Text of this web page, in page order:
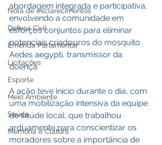
Nota de esclarecimentos
Defesa Civil
Emenda Parlamentar
Licitações
Esporte
Meio Ambiente
Saúde
Memória e Cultura
abordagem integrada e participativa,
envolvendo a comunidade em
esforços conjuntos para eliminar
potenciais criadouros do mosquito
Aedes aegypti, transmissor da
doença.
A ação teve início durante o dia, com
uma mobilização intensiva da equipe
de saúde local, que trabalhou
arduamente para conscientizar os
moradores sobre a importância de